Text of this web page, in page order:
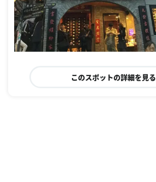
このスポットの詳細を見る